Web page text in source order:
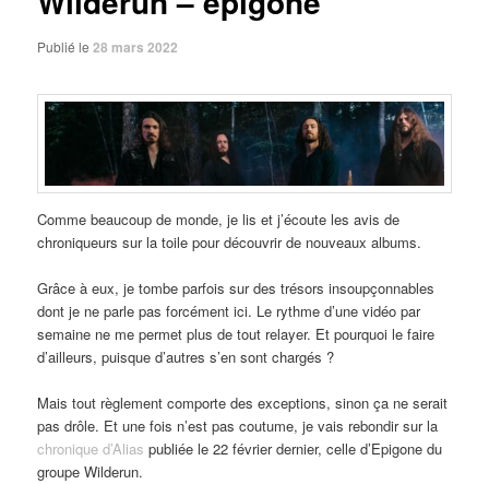
Publié le28 mars 2022
Comme beaucoup de monde, je lis et j’écoute les avis de
chroniqueurs sur la toile pour découvrir de nouveaux albums.
Grâce à eux, je tombe parfois sur des trésors insoupçonnables
dont je ne parle pas forcément ici. Le rythme d’une vidéo par
semaine ne me permet plus de tout relayer. Et pourquoi le faire
d’ailleurs, puisque d’autres s’en sont chargés ?
Mais tout règlement comporte des exceptions, sinon ça ne serait
pas drôle. Et une fois n’est pas coutume, je vais rebondir sur la
chronique d’Alias publiée le 22 février dernier, celle d’Epigone du
groupe Wilderun.